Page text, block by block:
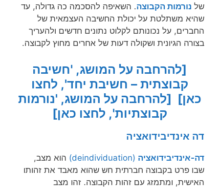
של נורמות הקבוצה. השאיפה להסכמה כה גדולה, עד
שהיא משתלטת על יכולת החשיבה העצמאית של
החברים, על נכונותם לקלוט נתונים חדשים ולהעריך
בצורה הגיונית ושקולה דעות של אחרים מחוץ לקבוצה.
[להרחבה על המושג, 'חשיבה
קבוצתית – חשיבת יחד', לחצו
כאן] [להרחבה על המושג, 'נורמות
קבוצתיות', לחצו כאן]
דה אינדיבידואציה
דה-אינדיבידואציה (deindividuation)
הוא מצב,
שבו פרט בקבוצה חברתית חש שהוא מאבד את זהותו
האישית, ומתמזג עם זהות הקבוצה. זהו מצב